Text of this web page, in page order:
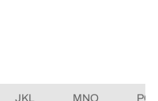
JKL MNO